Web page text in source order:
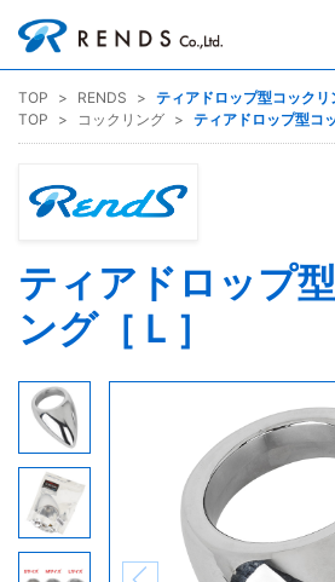
TOP RENDS
ティアドロップ型コックリ
TOP
コックリング ティアドロップ型コ
ティアドロップ
ング［Ｌ］